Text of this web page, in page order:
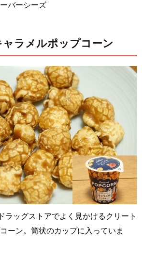
バーシーズ
ャラメルポップコーン
ラッグストアでよく見かけるクリート
ーン。筒状のカップに入っていま